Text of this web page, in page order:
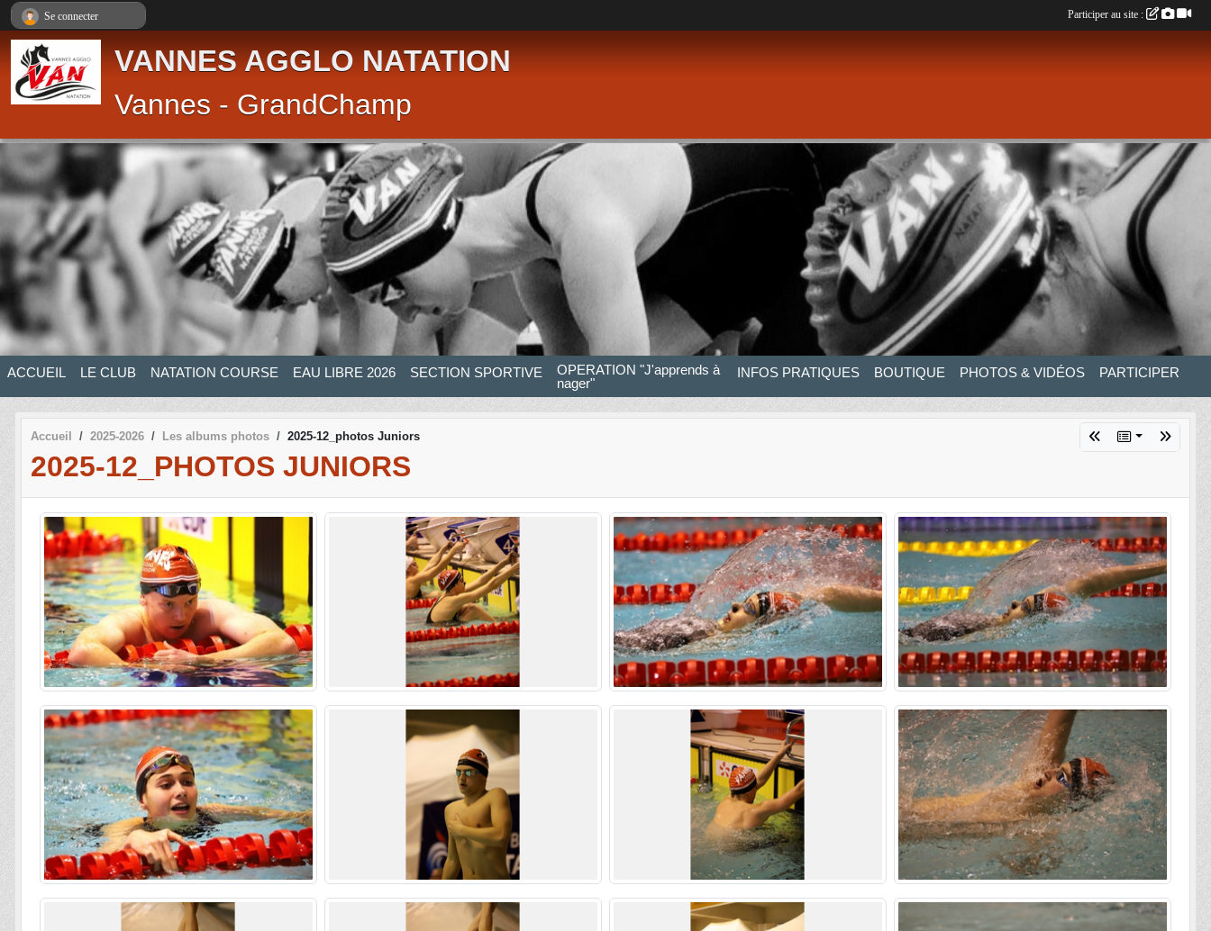
VANNES AGGLO NATATION
Vannes - GrandChamp
ACCUEIL LE CLUB NATATION COURSE EAU LIBRE 2026 SECTION SPORTIVE
OPERATION "J'apprends à
nager"
INFOS PRATIQUES BOUTIQUE PHOTOS & VIDÉOS PARTICIPER
Accueil 2025-2026 Les albums photos 2025-12_photos Juniors
2025-12_PHOTOS JUNIORS
Se connecter Participer au site :
Panneau de gestion des cookies